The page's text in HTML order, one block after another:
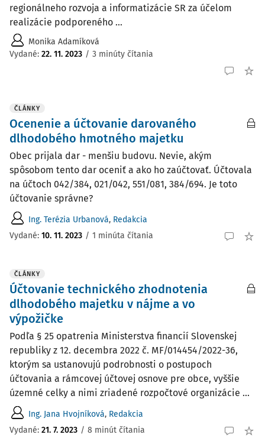
regionálneho rozvoja a informatizácie SR za účelom
realizácie podporeného ...
Monika Adamíková
Vydané: 22. 11. 2023 / 3 minúty čítania
ČLÁNKY
Ocenenie a účtovanie darovaného
dlhodobého hmotného majetku
Obec prijala dar - menšiu budovu. Nevie, akým
spôsobom tento dar oceniť a ako ho zaúčtovať. Účtovala
na účtoch 042/384, 021/042, 551/081, 384/694. Je toto
účtovanie správne?
Ing. Terézia Urbanová, Redakcia
Vydané: 10. 11. 2023 / 1 minúta čítania
ČLÁNKY
Účtovanie technického zhodnotenia
dlhodobého majetku v nájme a vo
výpožičke
Podľa § 25 opatrenia Ministerstva financií Slovenskej
republiky z 12. decembra 2022 č. MF/014454/2022-36,
ktorým sa ustanovujú podrobnosti o postupoch
účtovania a rámcovej účtovej osnove pre obce, vyššie
územné celky a nimi zriadené rozpočtové organizácie ...
Ing. Jana Hvojníková, Redakcia
Vydané: 21. 7. 2023 / 8 minút čítania